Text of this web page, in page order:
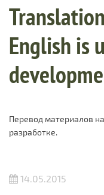
English is
Перевод материалов
разработке.
14.05.2015